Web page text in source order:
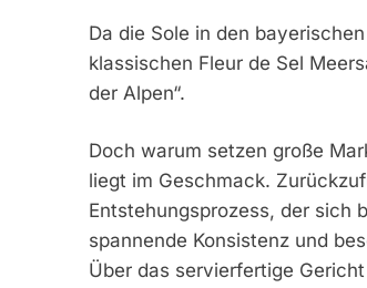
Da die Sole in den
klassischen Fleur de Sel
der Alpen“.
Doch warum setzen große
liegt im Geschmack.
Entstehungsprozess, der sich
spannende Konsistenz und
Über das servierfertige